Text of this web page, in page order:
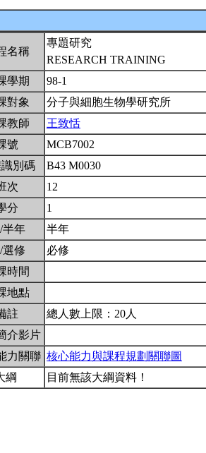
名稱
專題研究
RESEARCH TRAINING
學期
98-1
對象
分子與細胞生物學研究所
教師
王致恬
號
MCB7002
別碼
B43 M0030
次
12
分
1
半年
半年
選修
必修
時間
地點
註
總人數上限：20人
介影片
力關聯 核心能力與課程規劃關聯圖
綱
目前無該大綱資料！